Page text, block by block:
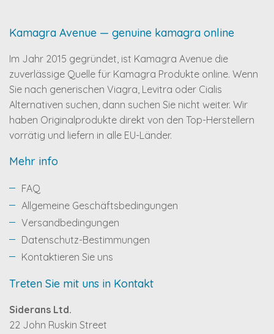
Kamagra Avenue — genuine kamagra online
Im Jahr 2015 gegründet, ist Kamagra Avenue die
zuverlässige Quelle für Kamagra Produkte online. Wenn
Sie nach generischen Viagra, Levitra oder Cialis
Alternativen suchen, dann suchen Sie nicht weiter. Wir
haben Originalprodukte direkt von den Top-Herstellern
vorrätig und liefern in alle EU-Länder.
Mehr info
FAQ
Allgemeine Geschäftsbedingungen
Versandbedingungen
Datenschutz-Bestimmungen
Kontaktieren Sie uns
Treten Sie mit uns in Kontakt
Siderans Ltd.
22 John Ruskin Street